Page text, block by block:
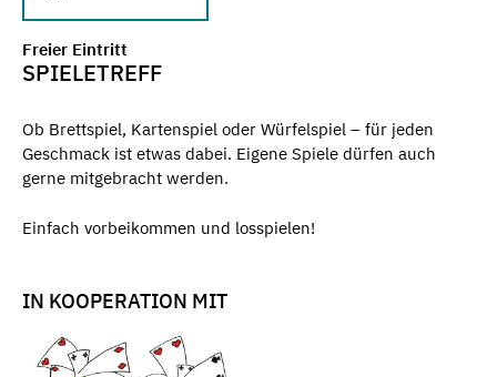
Freier Eintritt
SPIELETREFF
Ob Brettspiel, Kartenspiel oder Würfelspiel – für jeden
Geschmack ist etwas dabei. Eigene Spiele dürfen auch
gerne mitgebracht werden.
Einfach vorbeikommen und losspielen!
IN KOOPERATION MIT